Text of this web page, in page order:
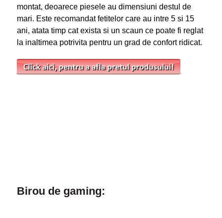
montat, deoarece piesele au dimensiuni destul de
mari. Este recomandat fetitelor care au intre 5 si 15
ani, atata timp cat exista si un scaun ce poate fi reglat
la inaltimea potrivita pentru un grad de confort ridicat.
Birou de gaming: